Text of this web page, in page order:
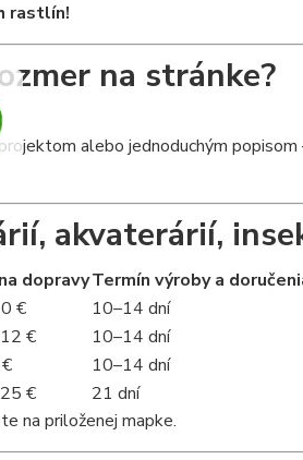
rastlín!
na stránke?
alebo jednoduchým popisom
akvaterárií,
dopravyTermín výroby a
€
10–14 dní
€
10–14 dní
10–14 dní
€
21 dní
na priloženej mapke.